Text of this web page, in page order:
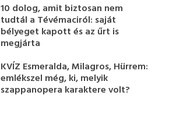
10 dolog, amit biztosan nem
tudtál a Tévémaciról: saját
bélyeget kapott és az űrt is
megjárta
KVÍZ Esmeralda, Milagros, Hürrem:
emlékszel még, ki, melyik
szappanopera karaktere volt?